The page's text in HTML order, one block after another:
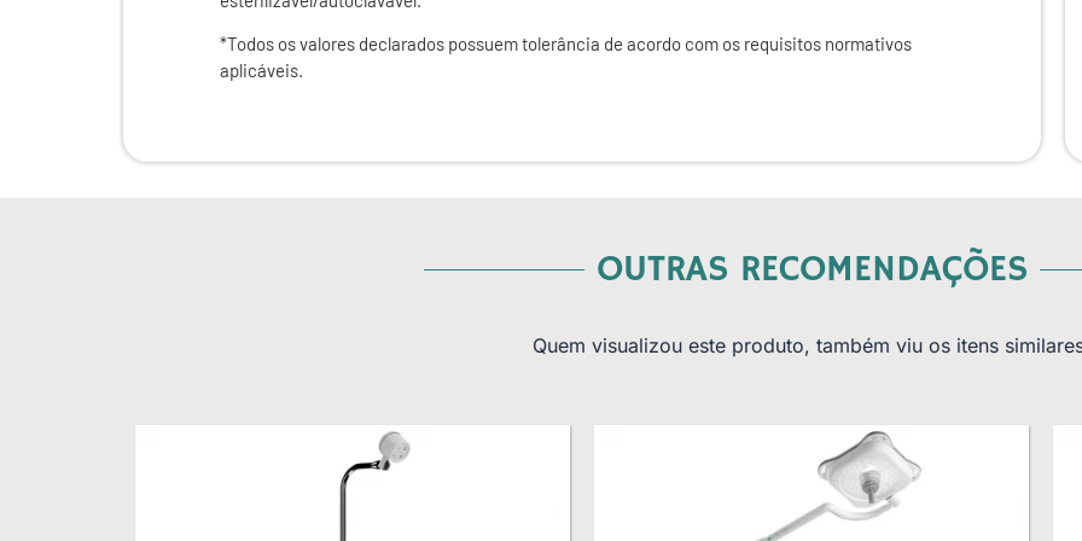
*Todos os valores declarados possuem tolerância de acordo com os requisitos normativos
aplicáveis.
OUTRAS RECOMENDAÇÕES
Quem visualizou este produto, também viu os itens